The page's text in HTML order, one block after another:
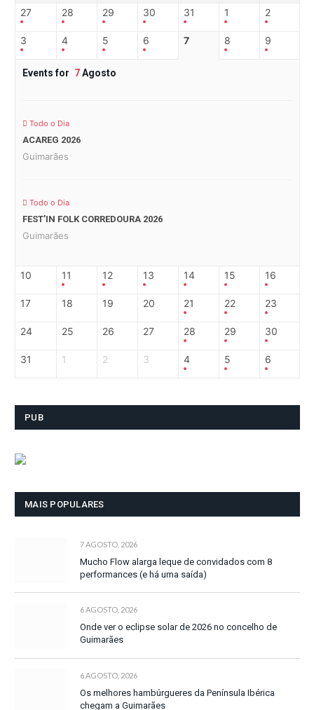
27 28 29 30 31 1 2
3 4 5 6 7 8 9
Events for 7Agosto
Todo o Dia
ACAREG 2026
Guimarães
Todo o Dia
FEST’IN FOLK CORREDOURA 2026
Guimarães
10 11 12 13 14 15 16
17 18 19 20 21 22 23
24 25 26 27 28 29 30
31 1 2 3 4 5 6
PUB
MAIS POPULARES
7 AGOSTO, 2026
Mucho Flow alarga leque de convidados com 8
performances (e há uma saída)
6 AGOSTO, 2026
Onde ver o eclipse solar de 2026 no concelho de
Guimarães
6 AGOSTO, 2026
Os melhores hambúrgueres da Península Ibérica
chegam a Guimarães